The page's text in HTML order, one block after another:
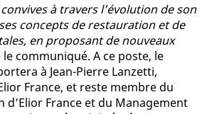
à travers l’évolution de son
concepts de restauration et de
en proposant de nouveaux
le communiqué. A ce poste, le
à Jean-Pierre Lanzetti,
France, et reste membre du
d’Elior France et du Management